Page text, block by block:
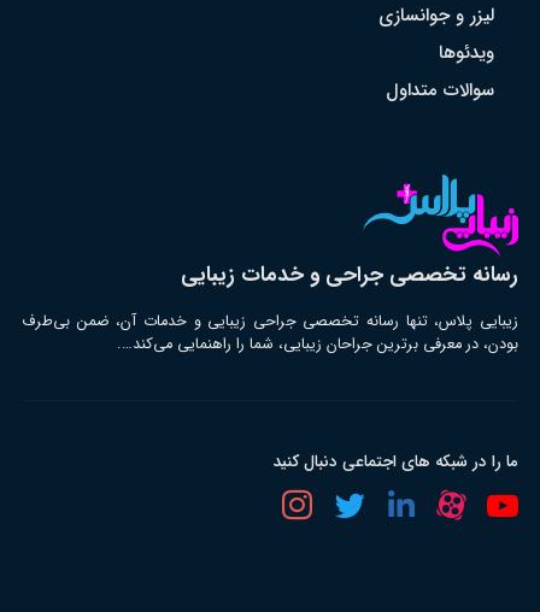
لیزر و جوانسازی
ویدئوها
سوالات متداول
رسانه تخصصی جراحی و خدمات زیبایی
زیبایی پلاس، تنها رسانه تخصصی جراحی زیبایی و خدمات آن، ضمن بی‌طرف
بودن، در معرفی برترین جراحان زیبایی، شما را راهنمایی می‌کند….
ما را در شبکه های اجتماعی دنبال کنید